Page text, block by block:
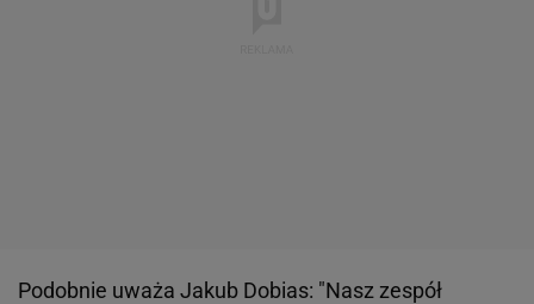
Podobnie uważa Jakub Dobias: "Nasz zespół